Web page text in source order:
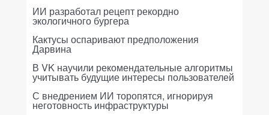
ИИ разработал рецепт рекордно
экологичного бургера
Кактусы оспаривают предположения
Дарвина
В VK научили рекомендательные алгоритмы
учитывать будущие интересы пользователей
С внедрением ИИ торопятся, игнорируя
неготовность инфраструктуры